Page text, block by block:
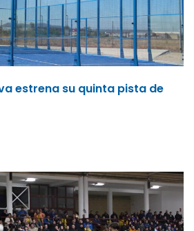
estrena su quinta pista de